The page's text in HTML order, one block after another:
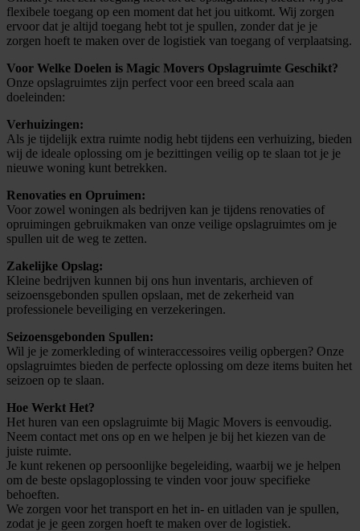
flexibele toegang op een moment dat het jou uitkomt. Wij zorgen
ervoor dat je altijd toegang hebt tot je spullen, zonder dat je je
zorgen hoeft te maken over de logistiek van toegang of verplaatsing.
Voor Welke Doelen is Magic Movers Opslagruimte Geschikt?
Onze opslagruimtes zijn perfect voor een breed scala aan
doeleinden:
Verhuizingen:
Als je tijdelijk extra ruimte nodig hebt tijdens een verhuizing, bieden
wij de ideale oplossing om je bezittingen veilig op te slaan tot je je
nieuwe woning kunt betrekken.
Renovaties en Opruimen:
Voor zowel woningen als bedrijven kan je tijdens renovaties of
opruimingen gebruikmaken van onze veilige opslagruimtes om je
spullen uit de weg te zetten.
Zakelijke Opslag:
Kleine bedrijven kunnen bij ons hun inventaris, archieven of
seizoensgebonden spullen opslaan, met de zekerheid van
professionele beveiliging en verzekeringen.
Seizoensgebonden Spullen:
Wil je je zomerkleding of winteraccessoires veilig opbergen? Onze
opslagruimtes bieden de perfecte oplossing om deze items buiten het
seizoen op te slaan.
Hoe Werkt Het?
Het huren van een opslagruimte bij Magic Movers is eenvoudig.
Neem contact met ons op en we helpen je bij het kiezen van de
juiste ruimte.
Je kunt rekenen op persoonlijke begeleiding, waarbij we je helpen
om de beste opslagoplossing te vinden voor jouw specifieke
behoeften.
We zorgen voor het transport en het in- en uitladen van je spullen,
zodat je je geen zorgen hoeft te maken over de logistiek.